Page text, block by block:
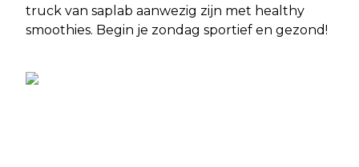
truck van saplab aanwezig zijn met healthy
smoothies. Begin je zondag sportief en gezond!